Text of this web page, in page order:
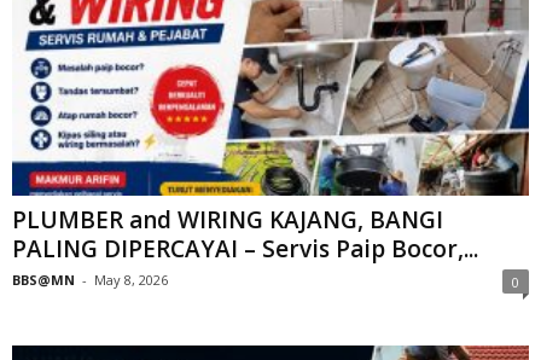
PLUMBER and WIRING KAJANG, BANGI
PALING DIPERCAYAI – Servis Paip Bocor,...
BBS@MN - May 8, 2026 0